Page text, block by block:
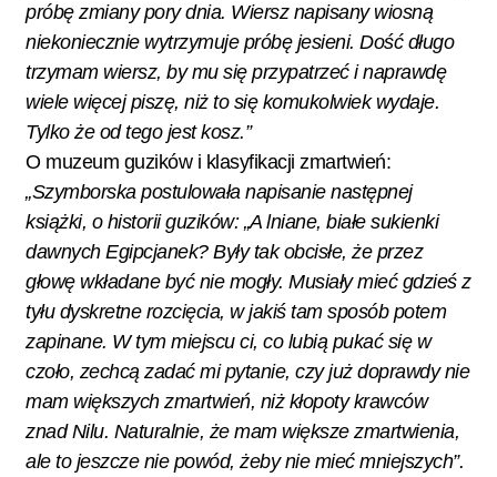
próbę zmiany pory dnia. Wiersz napisany wiosną
niekoniecznie wytrzymuje próbę jesieni. Dość długo
trzymam wiersz, by mu się przypatrzeć i naprawdę
wiele więcej piszę, niż to się komukolwiek wydaje.
Tylko że od tego jest kosz.”
O muzeum guzików i klasyfikacji zmartwień:
„Szymborska postulowała napisanie następnej
książki, o historii guzików: „A lniane, białe sukienki
dawnych Egipcjanek? Były tak obcisłe, że przez
głowę wkładane być nie mogły. Musiały mieć gdzieś z
tyłu dyskretne rozcięcia, w jakiś tam sposób potem
zapinane. W tym miejscu ci, co lubią pukać się w
czoło, zechcą zadać mi pytanie, czy już doprawdy nie
mam większych zmartwień, niż kłopoty krawców
znad Nilu. Naturalnie, że mam większe zmartwienia,
ale to jeszcze nie powód, żeby nie mieć mniejszych”.